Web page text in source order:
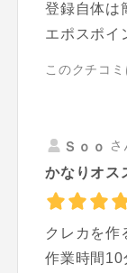
登録自体は
エポスポイ
このクチコ
Ｓｏｏ
かなりオス
クレカを作
作業時間10